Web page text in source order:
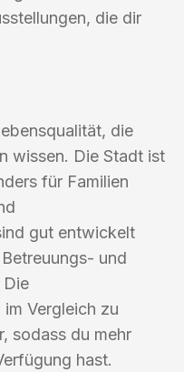
die dir
die
wissen. Die Stadt ist
für Familien
gut entwickelt
und
Die
Vergleich zu
sodass du mehr
hast.